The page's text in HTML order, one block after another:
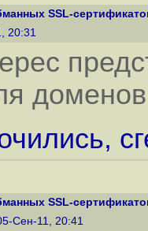
SSL-
20:31
SSL-
Сен-11, 20:41